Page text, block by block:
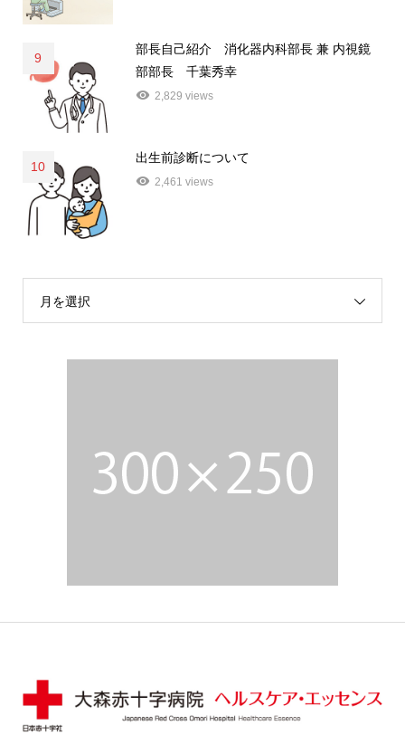
9
部長自己紹介 消化器内科部長 兼 内視鏡
部部長 千葉秀幸
2,829 views
10
出生前診断について
2,461 views
月を選択